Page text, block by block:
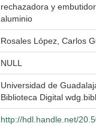
rechazadora y
aluminio
Rosales López, Carlos
NULL
Universidad de
Biblioteca Digital
http://hdl.handle.net/